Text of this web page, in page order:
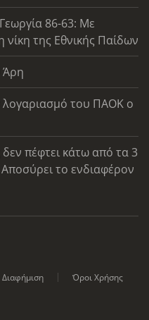
86-63: Με
της Εθνικής Παίδων
Άρη
λογαριασμό του ΠΑΟΚ ο
πέφτει κάτω από τα 3
το ενδιαφέρον
Διαφήμιση
Όροι Χρήσης